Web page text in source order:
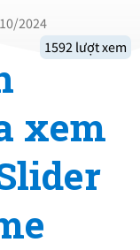
2024
1592 lượt xem
xem